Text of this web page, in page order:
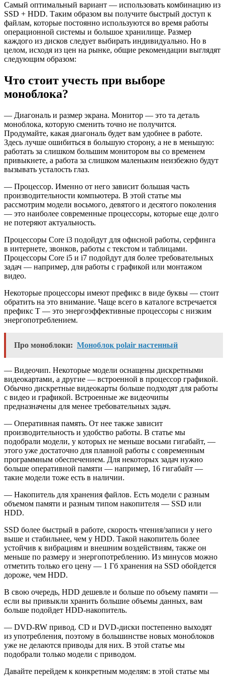
Самый оптимальный вариант — использовать комбинацию из
SSD + HDD. Таким образом вы получите быстрый доступ к
файлам, которые постоянно используются во время работы
операционной системы и большое хранилище. Размер
каждого из дисков следует выбирать индивидуально. Но в
целом, исходя из цен на рынке, общие рекомендации выглядят
следующим образом:
Что стоит учесть при выборе
моноблока?
— Диагональ и размер экрана. Монитор — это та деталь
моноблока, которую сменить точно не получится.
Продумайте, какая диагональ будет вам удобнее в работе.
Здесь лучше ошибиться в большую сторону, а не в меньшую:
работать за слишком большим монитором вы со временем
привыкнете, а работа за слишком маленьким неизбежно будут
вызывать усталость глаз.
— Процессор. Именно от него зависит большая часть
производительности компьютера. В этой статье мы
рассмотрим модели восьмого, девятого и десятого поколения
— это наиболее современные процессоры, которые еще долго
не потеряют актуальность.
Процессоры Core i3 подойдут для офисной работы, серфинга
в интернете, звонков, работы с текстом и таблицами.
Процессоры Core i5 и i7 подойдут для более требовательных
задач — например, для работы с графикой или монтажом
видео.
Некоторые процессоры имеют префикс в виде буквы — стоит
обратить на это внимание. Чаще всего в каталоге встречается
префикс T — это энергоэффективные процессоры с низким
энергопотреблением.
Про моноблоки: Моноблок polair настенный
— Видеочип. Некоторые модели оснащены дискретными
видеокартами, а другие — встроенной в процессор графикой.
Обычно дискретные видеокарты больше подходят для работы
с видео и графикой. Встроенные же видеочипы
предназначены для менее требовательных задач.
— Оперативная память. От нее также зависит
производительность и удобство работы. В статье мы
подобрали модели, у которых не меньше восьми гигабайт, —
этого уже достаточно для плавной работы с современным
программным обеспечением. Для некоторых задач нужно
больше оперативной памяти — например, 16 гигабайт —
такие модели тоже есть в наличии.
— Накопитель для хранения файлов. Есть модели с разным
объемом памяти и разным типом накопителя — SSD или
HDD.
SSD более быстрый в работе, скорость чтения/записи у него
выше и стабильнее, чем у HDD. Такой накопитель более
устойчив к вибрациям и внешним воздействиям, также он
меньше по размеру и энергопотреблению. Из минусов можно
отметить только его цену — 1 Гб хранения на SSD обойдется
дороже, чем HDD.
В свою очередь, HDD дешевле и больше по объему памяти —
если вы привыкли хранить большие объемы данных, вам
больше подойдет HDD-накопитель.
— DVD-RW привод. CD и DVD-диски постепенно выходят
из употребления, поэтому в большинстве новых моноблоков
уже не делаются приводы для них. В этой статье мы
подобрали только модели с приводом.
Давайте перейдем к конкретным моделям: в этой статье мы